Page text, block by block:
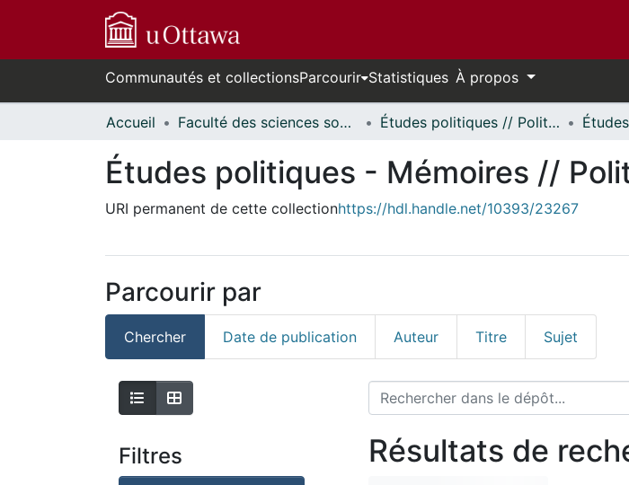
Communautés et collectionsParcourir Statistiques À propos
Accueil Faculté des sciences sociales // Faculty of Social Sciences Études politiques // Political Studies
Études politiques - Mémoires //
URI permanent de cette collectionhttps://hdl.handle.net/10393/23267
Parcourir par
Chercher Date de publication Auteur Titre Sujet
Filtres Résultats de